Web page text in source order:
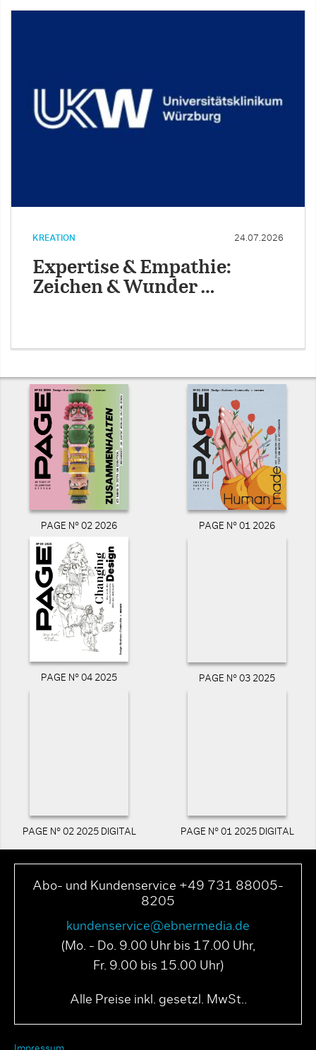
KREATION 24.07.2026
Expertise & Empathie:
Zeichen & Wunder …
PAGE N° 02 2026 PAGE N° 01 2026
PAGE N° 04 2025 PAGE N° 03 2025
PAGE N° 02 2025 DIGITAL PAGE N° 01 2025 DIGITAL
Abo- und Kundenservice +49 731 88005-
8205
kundenservice@ebnermedia.de
(Mo. - Do. 9.00 Uhr bis 17.00 Uhr,
Fr. 9.00 bis 15.00 Uhr)
Alle Preise inkl. gesetzl. MwSt..